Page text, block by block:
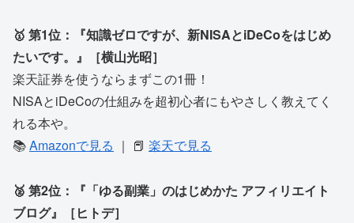
🥇 第1位：『知識ゼロですが、新NISAとiDeCoをはじめ
たいです。』［横山光昭］
楽天証券を使うならまずこの1冊！
NISAとiDeCoの仕組みを超初心者にもやさしく教えてく
れる本や。
📚Amazonで見る ｜ 📕 楽天で見る
🥈 第2位：『「ゆる副業」のはじめかた アフィリエイト
ブログ』［ヒトデ］